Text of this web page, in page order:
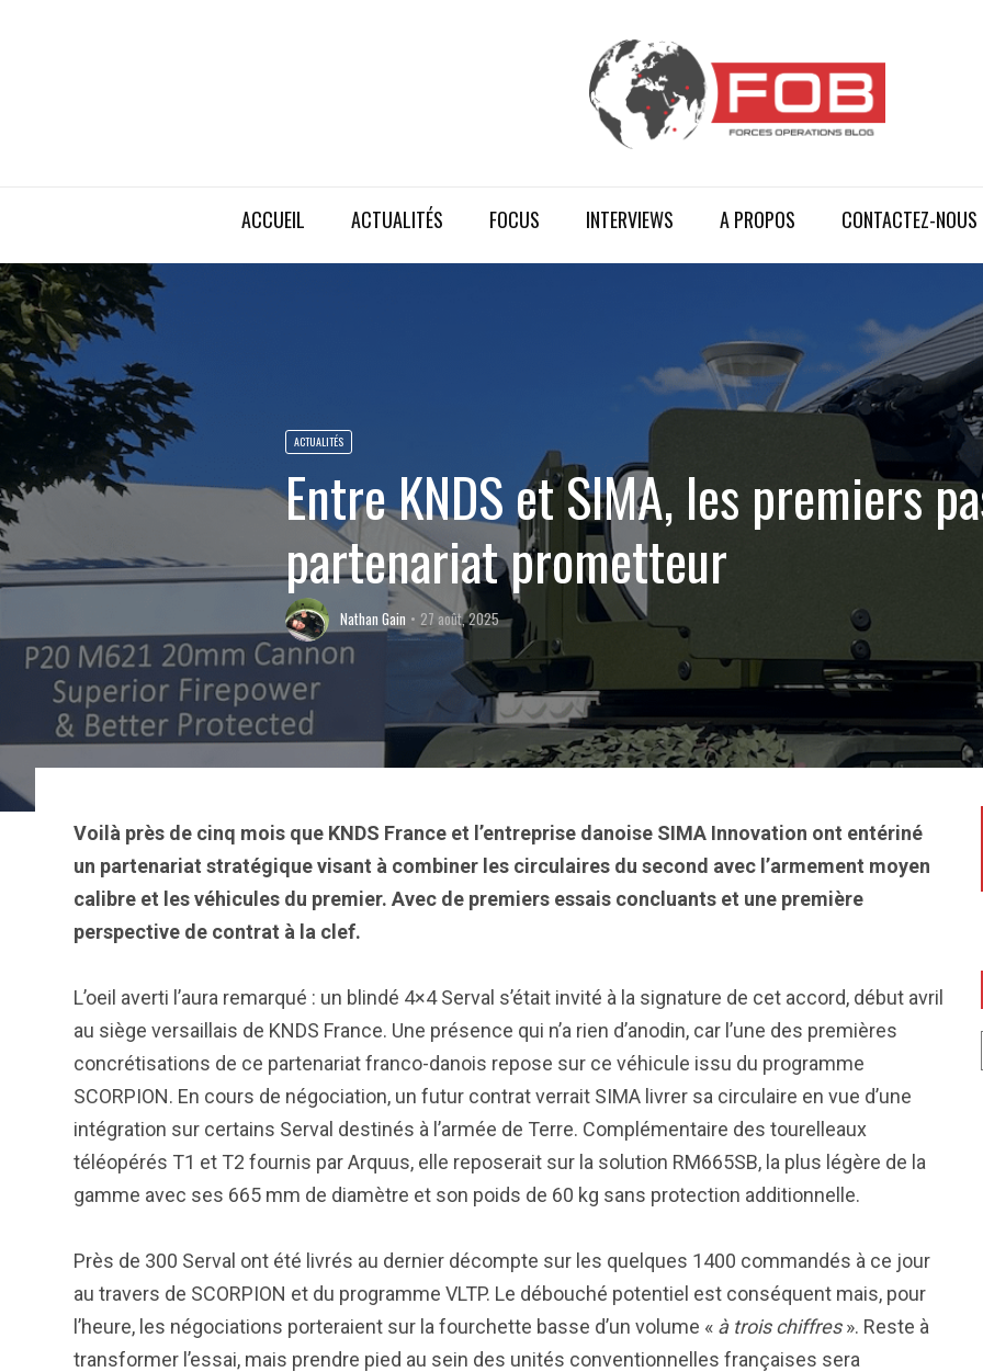
ACCUEIL ACTUALITÉS FOCUS INTERVIEWS A PROPOS CONTACTEZ-NOUS
ACTUALITÉS
Entre KNDS et SIMA, les premiers
partenariat prometteur
Nathan Gain 27 août, 2025
Voilà près de cinq mois que KNDS France et l’entreprise danoise SIMA Innovation ont entériné
un partenariat stratégique visant à combiner les circulaires du second avec l’armement moyen
calibre et les véhicules du premier. Avec de premiers essais concluants et une première
perspective de contrat à la clef.
L’oeil averti l’aura remarqué : un blindé 4×4 Serval s’était invité à la signature de cet accord, début avril
au siège versaillais de KNDS France. Une présence qui n’a rien d’anodin, car l’une des premières
concrétisations de ce partenariat franco-danois repose sur ce véhicule issu du programme
SCORPION. En cours de négociation, un futur contrat verrait SIMA livrer sa circulaire en vue d’une
intégration sur certains Serval destinés à l’armée de Terre. Complémentaire des tourelleaux
téléopérés T1 et T2 fournis par Arquus, elle reposerait sur la solution RM665SB, la plus légère de la
gamme avec ses 665 mm de diamètre et son poids de 60 kg sans protection additionnelle.
Près de 300 Serval ont été livrés au dernier décompte sur les quelques 1400 commandés à ce jour
au travers de SCORPION et du programme VLTP. Le débouché potentiel est conséquent mais, pour
l’heure, les négociations porteraient sur la fourchette basse d’un volume « à trois chiffres». Reste à
transformer l’essai, mais prendre pied au sein des unités conventionnelles françaises sera